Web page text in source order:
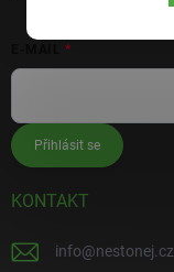
Přihlásit se
KONTAKT
info@nestonej.cz